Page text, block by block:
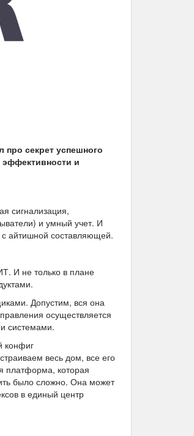
секрет успешного
эффективности и
сигнализация,
и умный учет. И
айтишной составляющей.
И не только в плане
Допустим, вся она
осуществляется
системами.
конфиг
весь дом, все его
платформа, которая
было сложно. Она может
в единый центр